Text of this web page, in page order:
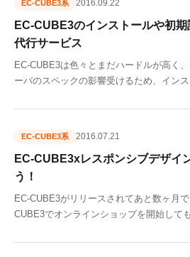
EC-CUBE3系 2016.09.22
EC-CUBE3のインストールや初
代行サービス
EC-CUBE3は色々とまだハードルが高く
ーバのスペックの影響受けるため、イン
EC-CUBE3系 2016.07.21
EC-CUBE3xレスポンシブデザイ
う！
EC-CUBE3がリリースされてあと数ヶ月
CUBE3でオンラインショップを開始して